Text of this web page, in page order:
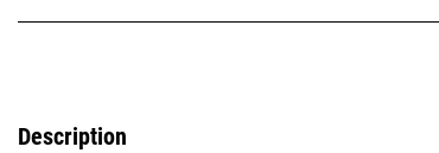
Description